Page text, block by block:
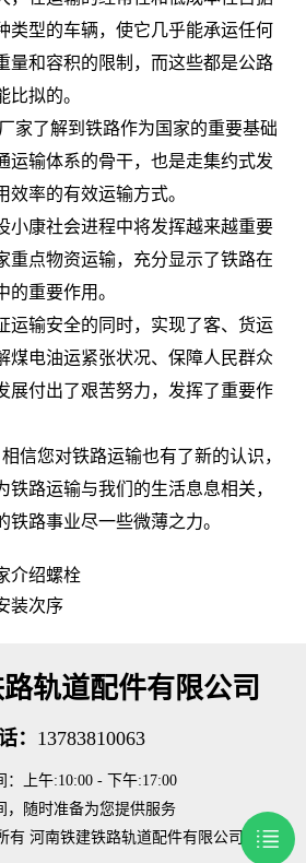
类型的车辆，使它几乎能承运任何
量和容积的限制，而这些都是公路
拟的。
家了解到铁路作为国家的重要基础
运输体系的骨干，也是走集约式发
率的有效运输方式。
康社会进程中将发挥越来越重要
重点物资运输，充分显示了铁路在
重要作用。
输安全的同时，实现了客、货运
煤电油运紧张状况、保障人民群众
展付出了艰苦努力，发挥了重要作
您对铁路运输也有了新的认识，
铁路运输与我们的生活息息相关，
路事业尽一些微薄之力。
介绍螺栓
装次序
轨道配件有限公司
： 13783810063
：上午:10:00 - 下午:17:00
，随时准备为您提供服务
有 河南铁建铁路轨道配件有限公司